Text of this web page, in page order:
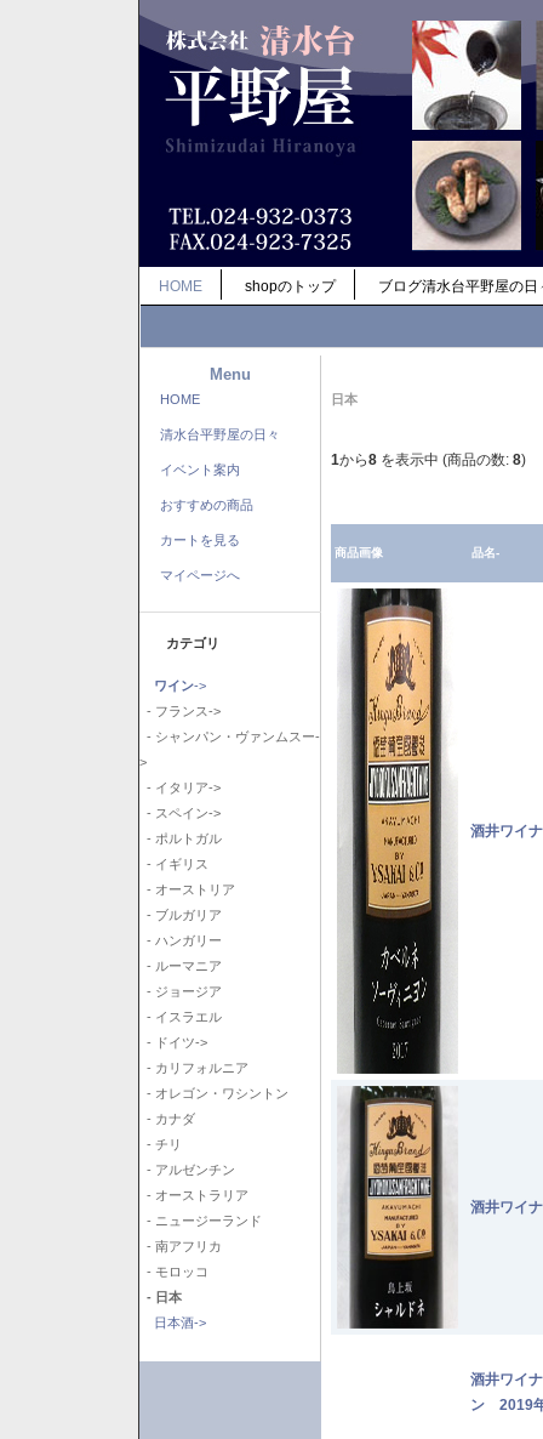
HOME shopのトップ ブログ清水台平野屋の日
Menu
HOME
清水台平野屋の日々
イベント案内
おすすめの商品
カートを見る
マイページへ
カテゴリ
ワイン->
- フランス->
- シャンパン・ヴァンムスー-
>
- イタリア->
- スペイン->
- ポルトガル
- イギリス
- オーストリア
- ブルガリア
- ハンガリー
- ルーマニア
- ジョージア
- イスラエル
- ドイツ->
- カリフォルニア
- オレゴン・ワシントン
- カナダ
- チリ
- アルゼンチン
- オーストラリア
- ニュージーランド
- 南アフリカ
- モロッコ
- 日本
日本酒->
日本
1から8 を表示中 (商品の数: 8)
商品画像 品名-
酒井ワイ
酒井ワイ
酒井ワイ
ン 2019